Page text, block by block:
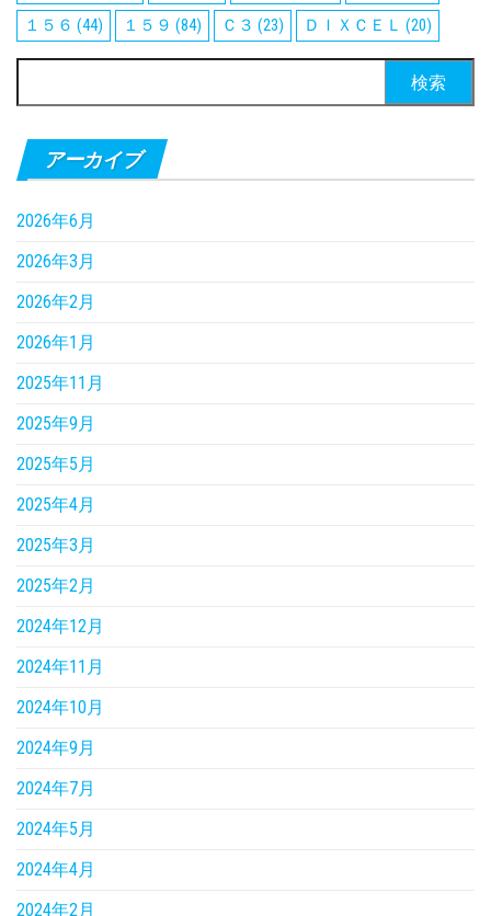
１５６ (44) １５９ (84) Ｃ３ (23) ＤＩＸＣＥＬ (20)
索:
アーカイブ
2026年6月
2026年3月
2026年2月
2026年1月
2025年11月
2025年9月
2025年5月
2025年4月
2025年3月
2025年2月
2024年12月
2024年11月
2024年10月
2024年9月
2024年7月
2024年5月
2024年4月
2024年2月